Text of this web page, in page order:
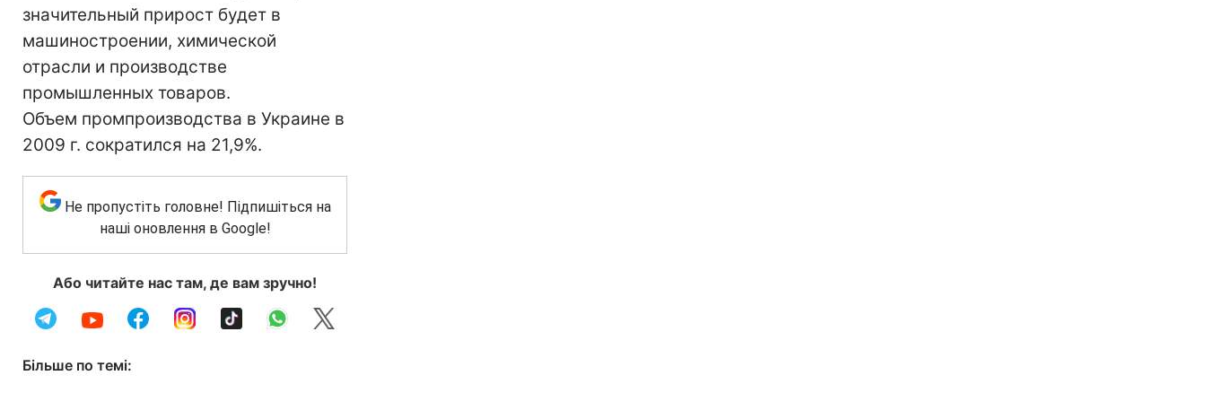
значительный прирост будет в
машиностроении, химической
отрасли и производстве
промышленных товаров.
Объем промпроизводства в Украине в
2009 г. сократился на 21,9%.
Не пропустіть головне! Підпишіться на
наші оновлення в Google!
Або читайте нас там, де вам зручно!
Більше по темі: